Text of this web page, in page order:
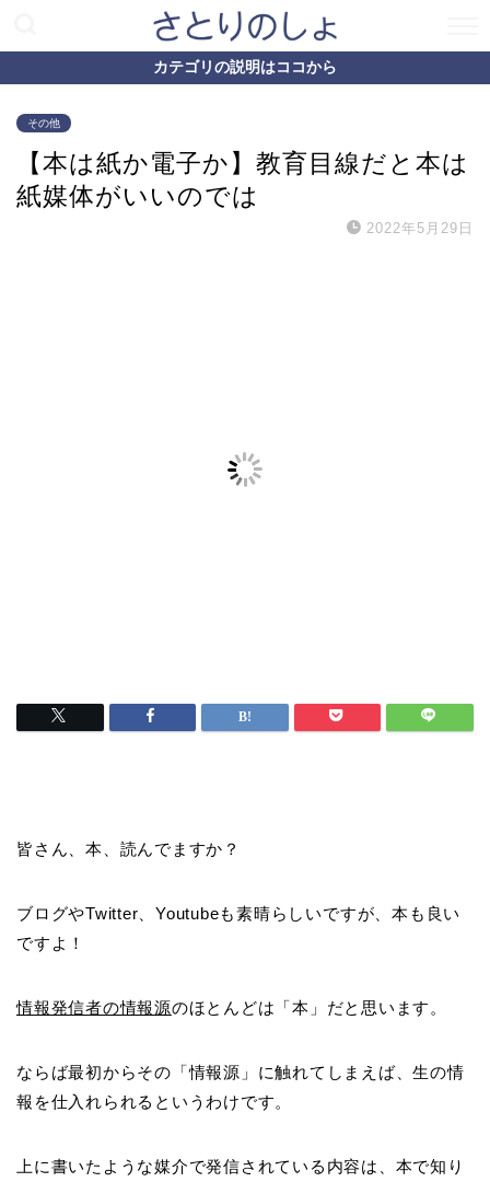
カテゴリの説明はココから
その他
【本は紙か電子か】教育目線だと本は
紙媒体がいいのでは
2022年5月29日
皆さん、本、読んでますか？
ブログやTwitter、Youtubeも素晴らしいですが、本も良い
ですよ！
情報発信者の情報源のほとんどは「本」だと思います。
ならば最初からその「情報源」に触れてしまえば、生の情
報を仕入れられるというわけです。
上に書いたような媒介で発信されている内容は、本で知り